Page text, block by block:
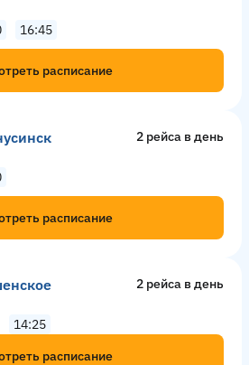
16:45
расписание
2 рейсa в день
расписание
2 рейсa в день
14:25
расписание